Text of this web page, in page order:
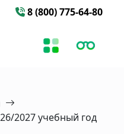
8 (800) 775-64-80
2027 учебный год